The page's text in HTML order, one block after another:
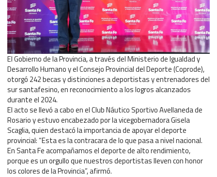
El Gobierno de la Provincia, a través del Ministerio de Igualdad y
Desarrollo Humano y el Consejo Provincial del Deporte (Coprode),
otorgó 242 becas y distinciones a deportistas y entrenadores del
sur santafesino, en reconocimiento a los logros alcanzados
durante el 2024.
El acto se llevó a cabo en el Club Náutico Sportivo Avellaneda de
Rosario y estuvo encabezado por la vicegobernadora Gisela
Scaglia, quien destacó la importancia de apoyar el deporte
provincial: “Esta es la contracara de lo que pasa a nivel nacional.
En Santa Fe acompañamos el deporte de alto rendimiento,
porque es un orgullo que nuestros deportistas lleven con honor
los colores de la Provincia”, afirmó.